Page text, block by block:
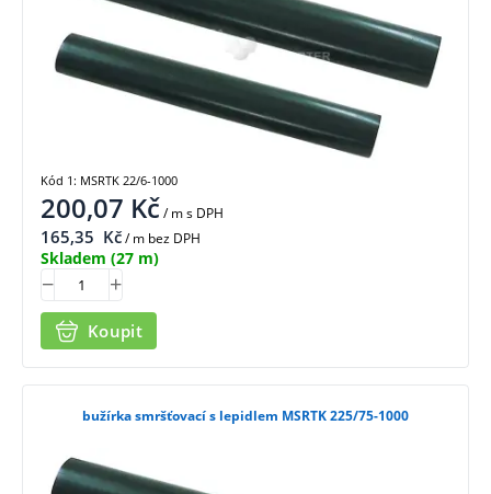
200,07 Kč/ ms DPH
165,35 Kč/ m bez DPH
Skladem (27 m)
Koupit
Kód 1: MSRTK 22/6-1000
bužírka smršťovací s lepidlem MSRTK 225/75-1000